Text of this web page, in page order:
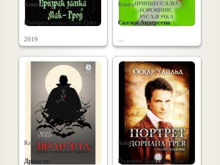
Книга
Призрак замка Мак-Гроу
2019
Книга
Сказки Андерсена
....
Книга
Дракула
Книга
Портрет Дориана Грея